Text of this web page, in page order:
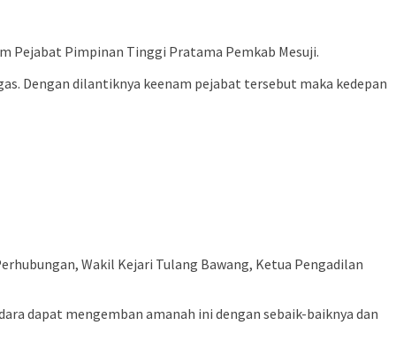
Pejabat Pimpinan Tinggi Pratama Pemkab Mesuji.
Dengan dilantiknya keenam pejabat tersebut maka kedepan
Wakil Kejari Tulang Bawang, Ketua Pengadilan
dapat mengemban amanah ini dengan sebaik-baiknya dan